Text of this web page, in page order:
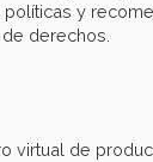
y
derechos.
virtual de